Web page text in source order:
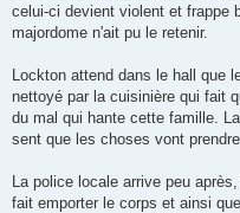
celui-ci devient violent et frappe
majordome n'ait pu le retenir.
Lockton attend dans le hall que
nettoyé par la cuisinière qui fait
du mal qui hante cette famille.
sent que les choses vont
La police locale arrive peu
fait emporter le corps et ainsi